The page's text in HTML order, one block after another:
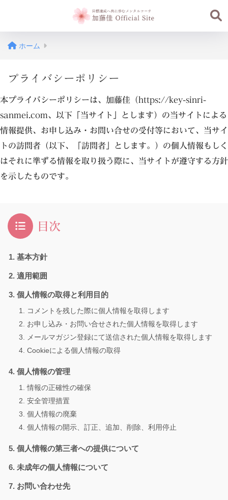
ホーム
プライバシーポリシー
本プライバシーポリシーは、加藤佳（https://key-sinri-
sanmei.com、以下「当サイト」とします）の当サイトによる
情報提供、お申し込み・お問い合せの受付等において、当サイ
トの訪問者（以下、「訪問者」とします。）の個人情報もしく
はそれに準ずる情報を取り扱う際に、当サイトが遵守する方針
を示したものです。
目次
基本方針
適用範囲
個人情報の取得と利用目的
コメントを残した際に個人情報を取得します
お申し込み・お問い合せされた個人情報を取得します
メールマガジン登録にて送信された個人情報を取得します
Cookieによる個人情報の取得
個人情報の管理
情報の正確性の確保
安全管理措置
個人情報の廃棄
個人情報の開示、訂正、追加、削除、利用停止
個人情報の第三者への提供について
未成年の個人情報について
お問い合わせ先